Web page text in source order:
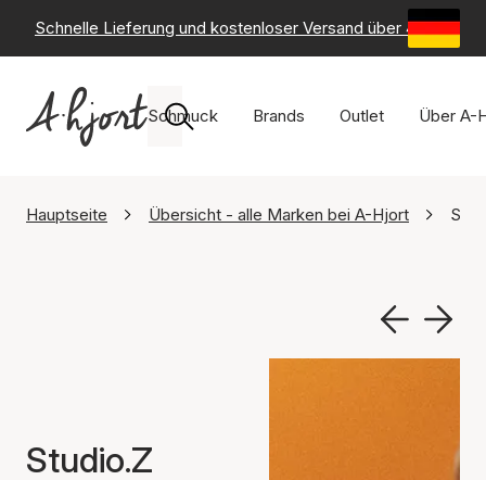
Schnelle Lieferung und kostenloser Versand über 49 € -
Schmuck Brands Outlet Über A-
Hauptseite Übersicht - alle Marken bei A-Hjort
Studio.Z